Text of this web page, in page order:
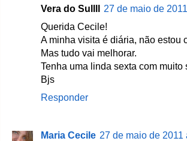
Vera do Sullll
27 de maio de
Querida Cecile!
A minha visita é diária, não estou
Mas tudo vai melhorar.
Tenha uma linda sexta com muito
Bjs
Responder
Maria Cecile 27 de maio de 2011